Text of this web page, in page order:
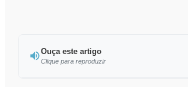
Ouça este artigo
Clique para reproduzir